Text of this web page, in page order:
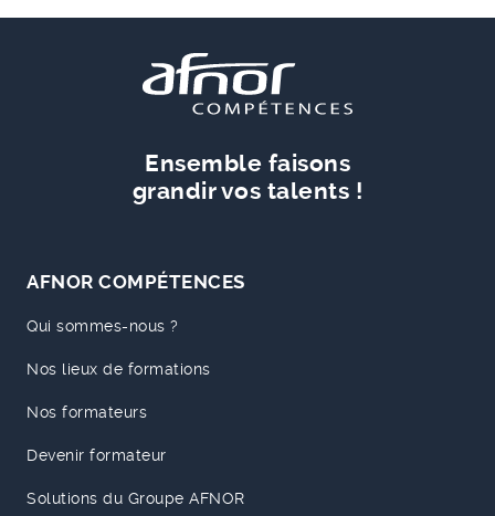
Ensemble faisons
grandir vos talents !
AFNOR COMPÉTENCES
Qui sommes-nous ?
Nos lieux de formations
Nos formateurs
Devenir formateur
Solutions du Groupe AFNOR